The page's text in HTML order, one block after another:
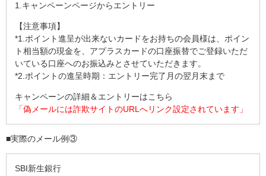
1.キャンペーンページからエントリー
【注意事項】
*1.ポイント進呈が出来ないカードをお持ちの会員様は、ポイン
ト相当額の現金を、アプラスカードの口座振替でご登録いただ
いている口座へのお振込みとさせていただきます。
*2.ポイントの進呈時期：エントリー完了月の翌月末まで
キャンペーンの詳細＆エントリーはこちら
「偽メールには詐欺サイトのURLへリンク設定されています」
■実際のメール例③
SBI新生銀行